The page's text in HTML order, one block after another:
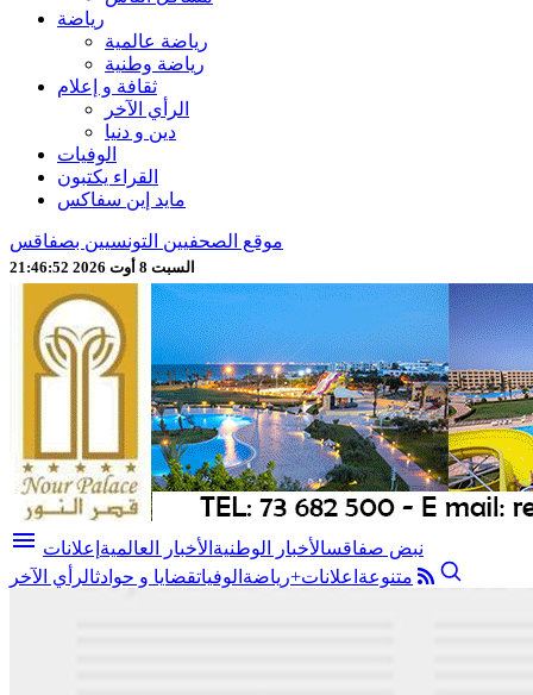
رياضة
رياضة عالمية
رياضة وطنية
ثقافة و إعلام
الرأي الآخر
دين و دنيا
الوفيات
القراء يكتبون
مايد إين سفاكس
موقع الصحفيين التونسيين بصفاقس
السبت 8 أوت 2026 21:46:54
menu نبض صفاقسالأخبار الوطنية الأخبار العالمية إعلانات
متنوعة اعلانات+رياضة الوفياتقضايا و حوادثالرأي الآخر